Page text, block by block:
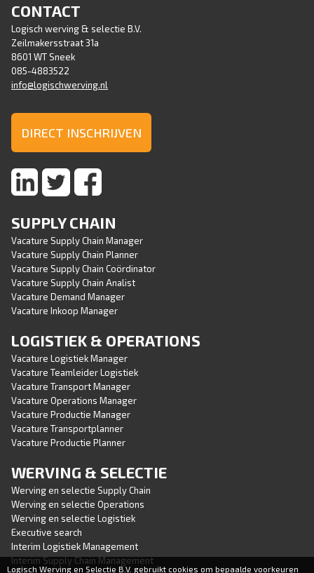
Tel : 085-4883522
E-mail :petra@logischwerving.nl
CONTACT
Logisch werving & selectie B.V.
Zeilmakersstraat 31a
8601 WT Sneek
085-4883522
info@logischwerving.nl
DIRECT INSCHRIJVEN
SUPPLY CHAIN
Vacature Supply Chain Manager
Vacature Supply Chain Planner
Vacature Supply Chain Coördinator
Vacature Supply Chain Analist
Vacature Demand Manager
Vacature Inkoop Manager
LOGISTIEK & OPERATIONS
Vacature Logistiek Manager
Vacature Teamleider Logistiek
Vacature Transport Manager
Vacature Operations Manager
Vacature Productie Manager
Vacature Transportplanner
Vacature Productie Planner
WERVING & SELECTIE
Werving en selectie Supply Chain
Werving en selectie Operations
Werving en selectie Logistiek
Executive search
Interim Logistiek Management
Interim Supply Chain Management
Logisch Werving en Selectie B.V. gebruikt cookies om bepaalde voorkeuren